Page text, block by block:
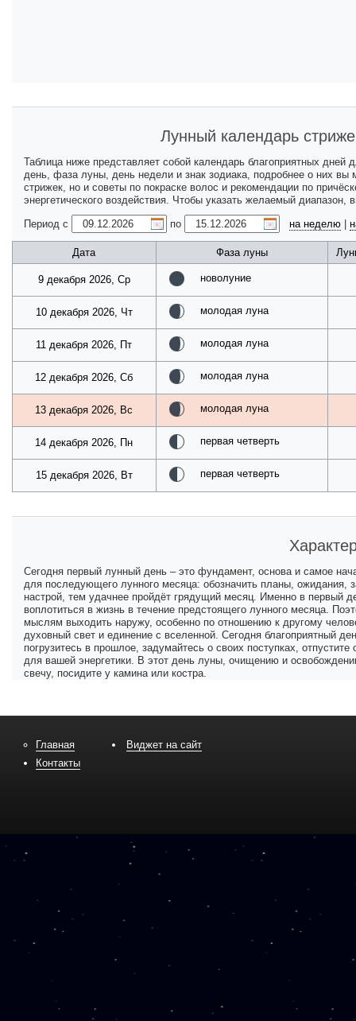
Лунный календарь
Таблица ниже представляет собой календарь благоприятных
день, фаза луны, день недели и знак зодиака, подробнее о них вы
стрижек, но и советы по покраске волос и рекомендации по
энергетического воздействия. Чтобы указать желаемый
Период с
по на неделю
Дата Фаза луны
9 декабря 2026, Ср новолуние
10 декабря 2026, Чт молодая луна
11 декабря 2026, Пт молодая луна
12 декабря 2026, Сб молодая луна
13 декабря 2026, Вс молодая луна
14 декабря 2026, Пн первая четверть
15 декабря 2026, Вт первая четверть
Сегодня первый лунный день – это фундамент, основа и самое
для последующего лунного месяца: обозначить планы,
настрой, тем удачнее пройдёт грядущий месяц. Именно в
воплотиться в жизнь в течение предстоящего лунного месяца.
мыслям выходить наружу, особенно по отношению к другому
духовный свет и единение с вселенной. Сегодня благоприятный
погрузитесь в прошлое, задумайтесь о своих поступках,
для вашей энергетики. В этот день луны, очищению и
свечу, посидите у камина или костра.
Главная
Контакты
Виджет на сайт